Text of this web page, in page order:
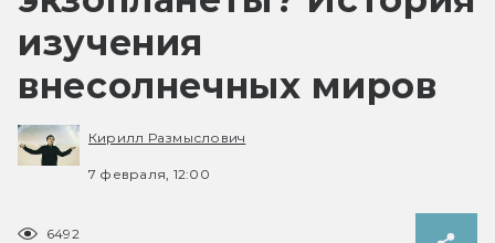
изучения
внесолнечных миров
Кирилл Размыслович
7 февраля, 12:00
6492